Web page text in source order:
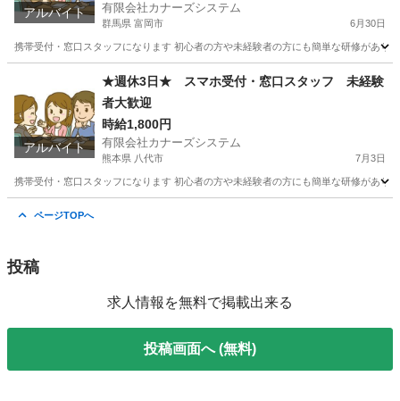
アルバイト 有限会社カナーズシステム
群馬県 富岡市 6月30日
携帯受付・窓口スタッフになります 初心者の方や未経験者の方にも簡単な研修があ
携帯ショップ スタッフ
アルバイト
★週休3日★ スマホ受付・窓口スタッフ 未経験
者大歓迎
時給1,800円
有限会社カナーズシステム
熊本県 八代市 7月3日
携帯受付・窓口スタッフになります 初心者の方や未経験者の方にも簡単な研修があ
ページTOPへ
投稿
求人情報を無料で掲載出来る
投稿画面へ (無料)